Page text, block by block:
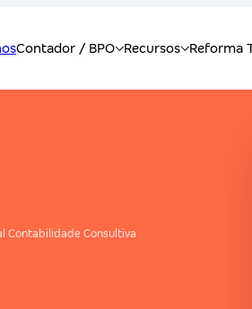
Contabilidade Consultiva